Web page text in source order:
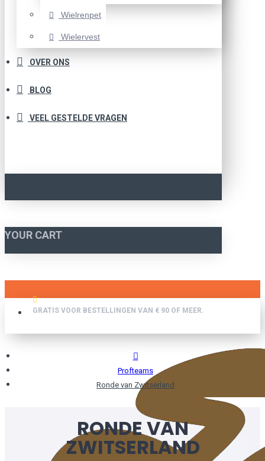
Wielrenpet
Wielervest
OVER ONS
BLOG
VEEL GESTELDE VRAGEN
YOUR CART
GRATIS VOOR BESTELLINGEN VAN € 90 OF MEER.
Profteams
Ronde van Zwitserland
RONDE VAN
ZWITSERLAND